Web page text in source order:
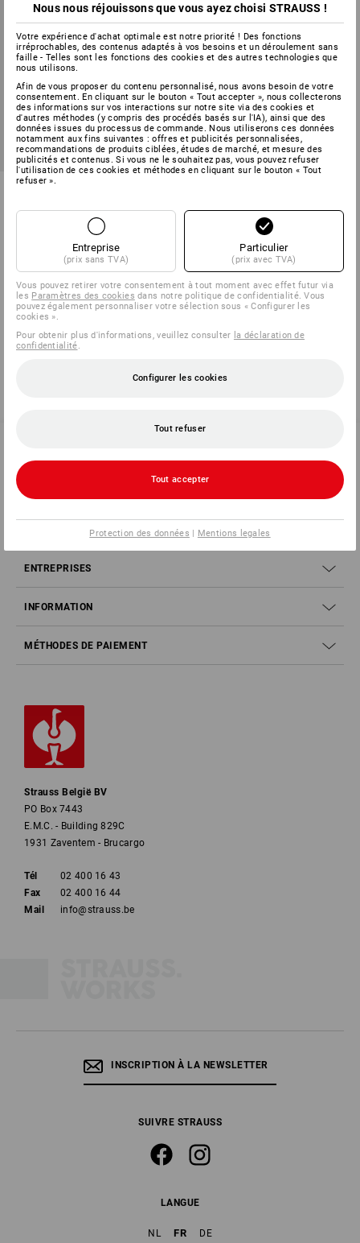
Pantalon thermoprotecteur
€ 31,34
(TTC) à p. de 10 Pièces
Vous avez déjà consulté 5 articles sur un total de 5 articles.
SERVICE 02 400 16 43
ENTREPRISES
INFORMATION
MÉTHODES DE PAIEMENT
Strauss België BV
PO Box 7443
E.M.C. - Building 829C
1931 Zaventem - Brucargo
Tél
02 400 16 43
Fax
02 400 16 44
Mail
info@strauss.be
INSCRIPTION À LA NEWSLETTER
SUIVRE STRAUSS
LANGUE
NL FR DE
Nous nous réjouissons que vous ayez choisi STRAUSS !
Votre expérience d'achat optimale est notre priorité ! Des fonctions
irréprochables, des contenus adaptés à vos besoins et un déroulement sans
faille - Telles sont les fonctions des cookies et des autres technologies que
nous utilisons.
Afin de vous proposer du contenu personnalisé, nous avons besoin de votre
consentement. En cliquant sur le bouton « Tout accepter », nous collecterons
des informations sur vos interactions sur notre site via des cookies et
d'autres méthodes (y compris des procédés basés sur l'IA), ainsi que des
données issues du processus de commande. Nous utiliserons ces données
notamment aux fins suivantes : offres et publicités personnalisées,
recommandations de produits ciblées, études de marché, et mesure des
publicités et contenus. Si vous ne le souhaitez pas, vous pouvez refuser
l'utilisation de ces cookies et méthodes en cliquant sur le bouton « Tout
refuser ».
Entreprise
(prix sans TVA)
Particulier
(prix avec TVA)
Vous pouvez retirer votre consentement à tout moment avec effet futur via
les Paramètres des cookies dans notre politique de confidentialité. Vous
pouvez également personnaliser votre sélection sous « Configurer les
cookies ».
Pour obtenir plus d'informations, veuillez consulter la déclaration de
confidentialité
Configurer les cookies
Tout refuser
Tout accepter
Protection des données | Mentions legales